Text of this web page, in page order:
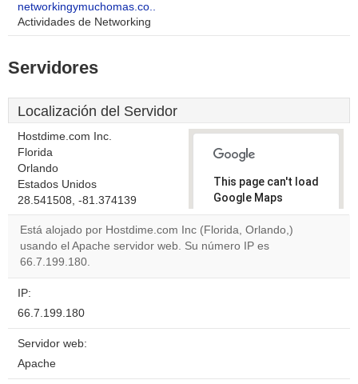
networkingymuchomas.co..
Actividades de Networking
Servidores
Localización del Servidor
Hostdime.com Inc.
Florida
Orlando
Estados Unidos
28.541508, -81.374139
This page can't load
Google Maps
correctly.
Do you
Está alojado por Hostdime.com Inc (Florida, Orlando,)
usando el Apache servidor web. Su número IP es
66.7.199.180.
IP:
66.7.199.180
Servidor web:
Apache